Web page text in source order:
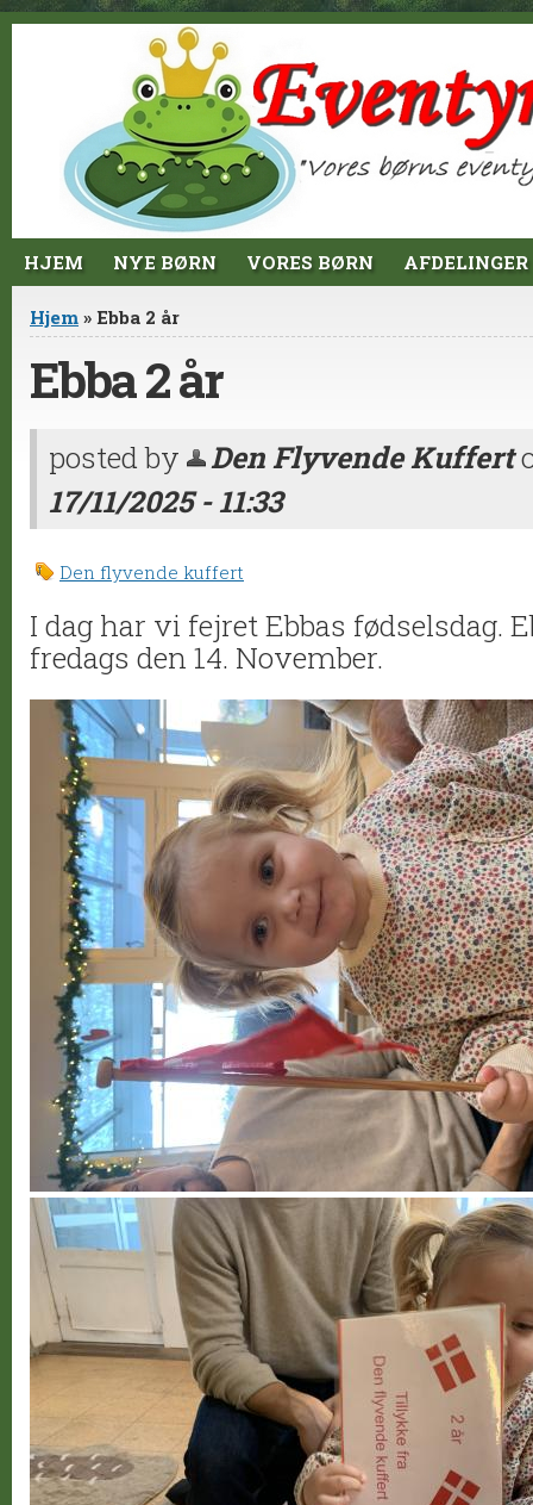
Jump to Content
HJEM NYE BØRN VORES BØRN AFDELINGER
Du er her
Hjem » Ebba 2 år
Ebba 2 år
posted by Den Flyvende Kuffert
17/11/2025 - 11:33
Den flyvende kuffert
I dag har vi fejret Ebbas fødselsdag.
fredags den 14. November.